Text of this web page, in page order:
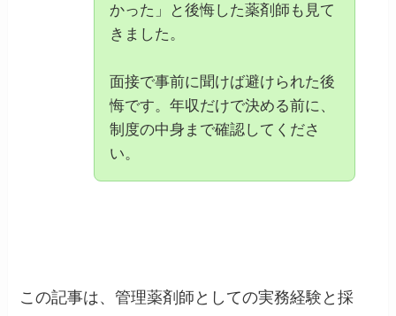
かった」と後悔した薬剤師も見て
きました。
面接で事前に聞けば避けられた後
悔です。年収だけで決める前に、
制度の中身まで確認してくださ
い。
この記事は、管理薬剤師としての実務経験と採